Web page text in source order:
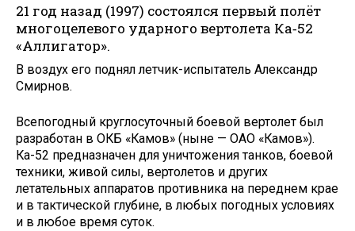
21 год назад (1997) состоялся первый полёт
многоцелевого ударного вертолета Ка‑52
«Аллигатор».
В воздух его поднял летчик-испытатель Александр
Смир­нов.
Всепогодный круглосуточный боевой вертолет был
разработан в ОКБ «Камов» (ныне — ОАО «Камов»).
Ка-52 предназначен для уничтожения танков, боевой
техники, живой силы, вертолетов и других
летательных аппаратов противника на переднем крае
и в тактической глубине, в любых погодных условиях
и в любое время суток.